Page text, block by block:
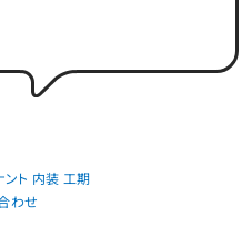
ント 内装 工期
わせ